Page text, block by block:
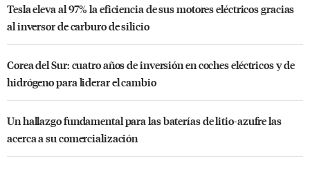
Tesla eleva al 97% la eficiencia de sus motores eléctricos gracias
al inversor de carburo de silicio
Corea del Sur: cuatro años de inversión en coches eléctricos y de
hidrógeno para liderar el cambio
Un hallazgo fundamental para las baterías de litio-azufre las
acerca a su comercialización